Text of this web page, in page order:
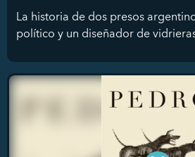
La historia de dos presos
político y un diseñador de